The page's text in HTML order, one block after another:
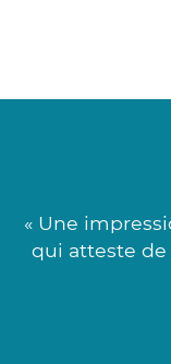
« Une
qui atteste de